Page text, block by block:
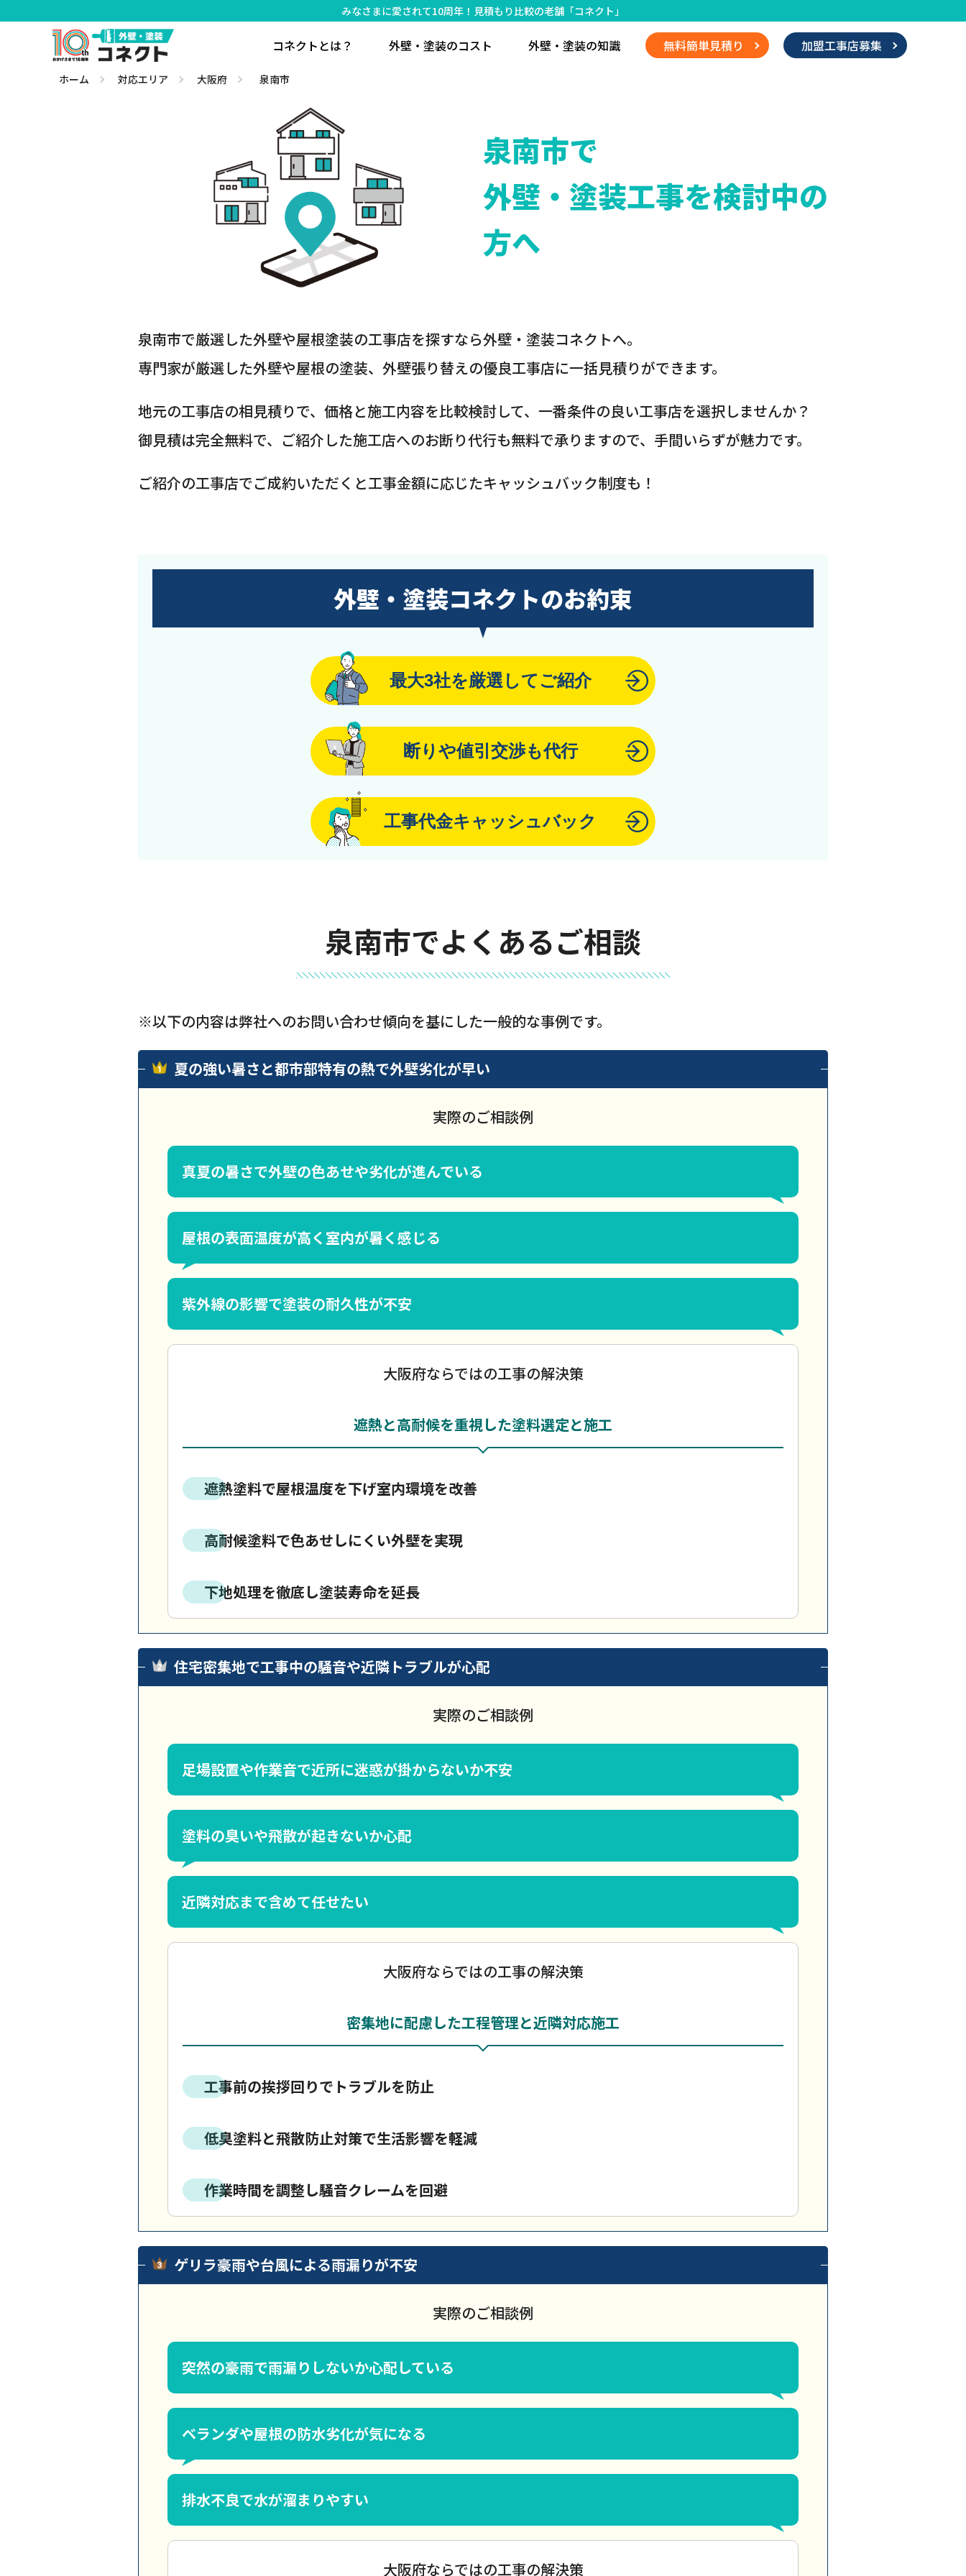
みなさまに愛されて10周年！見積もり比較の老舗「コネクト」
コネクトとは？ 外壁・塗装のコスト 外壁・塗装の知識 無料簡単見積り 加盟工事店募集
ホーム 対応エリア 大阪府 泉南市
泉南市で
外壁・塗装工事を検討中の
方へ
泉南市で厳選した外壁や屋根塗装の工事店を探すなら外壁・塗装コネクトへ。
専門家が厳選した外壁や屋根の塗装、外壁張り替えの優良工事店に一括見積りができます。
地元の工事店の相見積りで、価格と施工内容を比較検討して、一番条件の良い工事店を選択しませんか？
御見積は完全無料で、ご紹介した施工店へのお断り代行も無料で承りますので、手間いらずが魅力です。
ご紹介の工事店でご成約いただくと工事金額に応じたキャッシュバック制度も！
外壁・塗装コネクトのお約束
最大3社を厳選してご紹介
断りや値引交渉も代行
工事代金キャッシュバック
泉南市でよくあるご相談
※以下の内容は弊社へのお問い合わせ傾向を基にした一般的な事例です。
夏の強い暑さと都市部特有の熱で外壁劣化が早い
実際のご相談例
真夏の暑さで外壁の色あせや劣化が進んでいる
屋根の表面温度が高く室内が暑く感じる
紫外線の影響で塗装の耐久性が不安
大阪府ならではの工事の解決策
遮熱と高耐候を重視した塗料選定と施工
遮熱塗料で屋根温度を下げ室内環境を改善
高耐候塗料で色あせしにくい外壁を実現
下地処理を徹底し塗装寿命を延長
住宅密集地で工事中の騒音や近隣トラブルが心配
実際のご相談例
足場設置や作業音で近所に迷惑が掛からないか不安
塗料の臭いや飛散が起きないか心配
近隣対応まで含めて任せたい
大阪府ならではの工事の解決策
密集地に配慮した工程管理と近隣対応施工
工事前の挨拶回りでトラブルを防止
低臭塗料と飛散防止対策で生活影響を軽減
作業時間を調整し騒音クレームを回避
ゲリラ豪雨や台風による雨漏りが不安
実際のご相談例
突然の豪雨で雨漏りしないか心配している
ベランダや屋根の防水劣化が気になる
排水不良で水が溜まりやすい
大阪府ならではの工事の解決策